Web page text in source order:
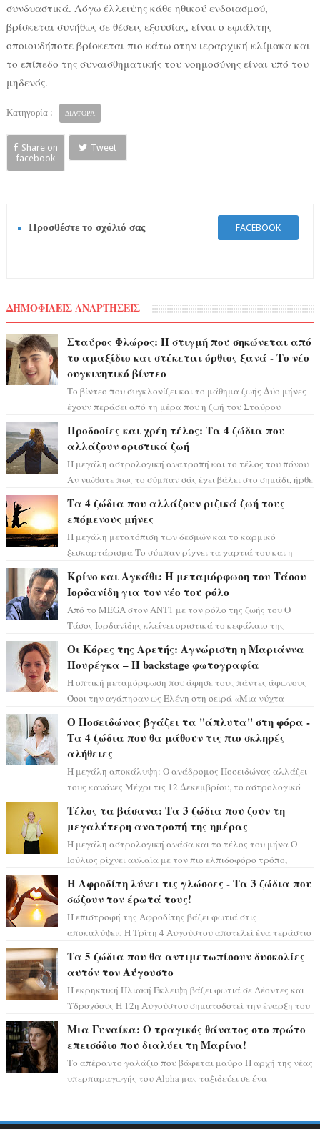
συνδυαστικά. Λόγω έλλειψης κάθε ηθικού ενδοιασμού,
βρίσκεται συνήθως σε θέσεις εξουσίας, είναι ο εφιάλτης
οποιουδήποτε βρίσκεται πιο κάτω στην ιεραρχική κλίμακα και
το επίπεδο της συναισθηματικής του νοημοσύνης είναι υπό του
μηδενός.
Κατηγορία : ΔΙΑΦΟΡΑ
Share on
facebook
Tweet
Προσθέστε το σχόλιό σας FACEBOOK
ΔΗΜΟΦΙΛΕΙΣ ΑΝΑΡΤΗΣΕΙΣ
Σταύρος Φλώρος: Η στιγμή που σηκώνεται από
το αμαξίδιο και στέκεται όρθιος ξανά - Το νέο
συγκινητικό βίντεο
Το βίντεο που συγκλονίζει και το μάθημα ζωής Δύο μήνες
έχουν περάσει από τη μέρα που η ζωή του Σταύρου
Προδοσίες και χρέη τέλος: Τα 4 ζώδια που
αλλάζουν οριστικά ζωή
Η μεγάλη αστρολογική ανατροπή και το τέλος του πόνου
Αν νιώθατε πως το σύμπαν σάς έχει βάλει στο σημάδι, ήρθε
Τα 4 ζώδια που αλλάζουν ριζικά ζωή τους
επόμενους μήνες
Η μεγάλη μετατόπιση των δεσμών και το καρμικό
ξεσκαρτάρισμα Το σύμπαν ρίχνει τα χαρτιά του και η
Κρίνο και Αγκάθι: Η μεταμόρφωση του Τάσου
Ιορδανίδη για τον νέο του ρόλο
Από το MEGA στον ΑΝΤ1 με τον ρόλο της ζωής του Ο
Τάσος Ιορδανίδης κλείνει οριστικά το κεφάλαιο της
Οι Κόρες της Αρετής: Αγνώριστη η Μαριάννα
Πουρέγκα – H backstage φωτογραφία
Η οπτική μεταμόρφωση που άφησε τους πάντες άφωνους
Όσοι την αγάπησαν ως Ελένη στη σειρά «Μια νύχτα
Ο Ποσειδώνας βγάζει τα "άπλυτα" στη φόρα -
Τα 4 ζώδια που θα μάθουν τις πιο σκληρές
αλήθειες
Η μεγάλη αποκάλυψη: Ο ανάδρομος Ποσειδώνας αλλάζει
τους κανόνες Μέχρι τις 12 Δεκεμβρίου, το αστρολογικό
Τέλος τα βάσανα: Τα 3 ζώδια που ζουν τη
μεγαλύτερη ανατροπή της ημέρας
Η μεγάλη αστρολογική ανάσα και το τέλος του μήνα Ο
Ιούλιος ρίχνει αυλαία με τον πιο ελπιδοφόρο τρόπο,
Η Αφροδίτη λύνει τις γλώσσες - Τα 3 ζώδια που
σώζουν τον έρωτά τους!
Η επιστροφή της Αφροδίτης βάζει φωτιά στις
αποκαλύψεις Η Τρίτη 4 Αυγούστου αποτελεί ένα τεράστιο
Τα 5 ζώδια που θα αντιμετωπίσουν δυσκολίες
αυτόν τον Αύγουστο
Η εκρηκτική Ηλιακή Έκλειψη βάζει φωτιά σε Λέοντες και
Υδροχόους Η 12η Αυγούστου σηματοδοτεί την έναρξη του
Μια Γυναίκα: Ο τραγικός θάνατος στο πρώτο
επεισόδιο που διαλύει τη Μαρίνα!
Το απέραντο γαλάζιο που βάφεται μαύρο Η αρχή της νέας
υπερπαραγωγής του Alpha μας ταξιδεύει σε ένα